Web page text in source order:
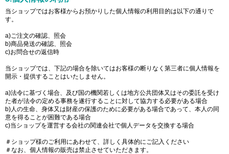
当ショップではお客様からお預かりした個人情報の利用目的は以下の通りで
す。
a)ご注文の確認、照会
b)商品発送の確認、照会
c)お問合せの返信時
当ショップでは、下記の場合を除いてはお客様の断りなく第三者に個人情報を
開示・提供することはいたしません。
a)法令に基づく場合、及び国の機関若しくは地方公共団体又はその委託を受け
た者が法令の定める事務を遂行することに対して協力する必要がある場合
b)人の生命、身体又は財産の保護のために必要がある場合であって、本人の同
意を得ることが困難である場合
c)当ショップを運営する会社の関連会社で個人データを交換する場合
＃ショップ様のご利用にあわせて、詳しく具体的にご記入ください
＃なお、個人情報の販売は禁止させていただきます。